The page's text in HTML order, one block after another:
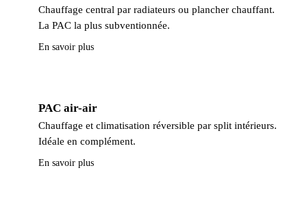
Chauffage central par radiateurs ou plancher chauffant.
La PAC la plus subventionnée.
En savoir plus
PAC air-air
Chauffage et climatisation réversible par split intérieurs.
Idéale en complément.
En savoir plus